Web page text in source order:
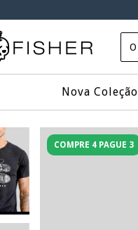
Nova Coleção
COMPRE 4 PAGUE 3